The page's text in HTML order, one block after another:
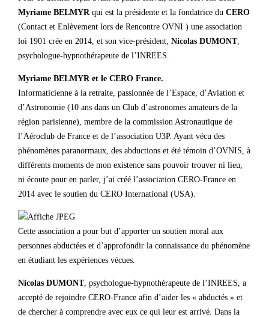
Myriame BELMYRqui est la présidente et la fondatrice du CERO
(Contact et Enlèvement lors de Rencontre OVNI ) une association
loi 1901 crée en 2014, et son vice-président, Nicolas DUMONT,
psychologue-hypnothérapeute de l’INREES.
Myriame BELMYR et le CERO France.
Informaticienne à la retraite, passionnée de l’Espace, d’Aviation et
d’Astronomie (10 ans dans un Club d’astronomes amateurs de la
région parisienne), membre de la commission Astronautique de
l’Aéroclub de France et de l’association U3P. Ayant vécu des
phénomènes paranormaux, des abductions et été témoin d’OVNIS, à
différents moments de mon existence sans pouvoir trouver ni lieu,
ni écoute pour en parler, j’ai créé l’association CERO-France en
2014 avec le soutien du CERO International (USA).
Cette association a pour but d’apporter un soutien moral aux
personnes abductées et d’approfondir la connaissance du phénomène
en étudiant les expériences vécues.
Nicolas DUMONT, psychologue-hypnothérapeute de l’INREES, a
accepté de rejoindre CERO-France afin d’aider les « abductés » et
de chercher à comprendre avec eux ce qui leur est arrivé. Dans la